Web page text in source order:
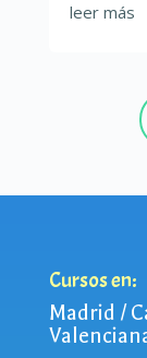
leer más
Cursos en:
Madrid /